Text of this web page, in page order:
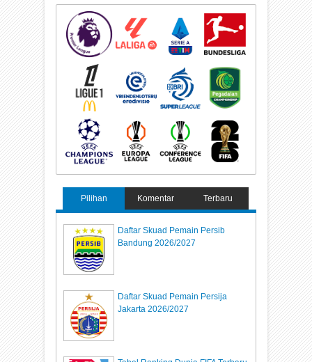
Pilihan Komentar Terbaru
Daftar Skuad Pemain Persib
Bandung 2026/2027
Daftar Skuad Pemain Persija
Jakarta 2026/2027